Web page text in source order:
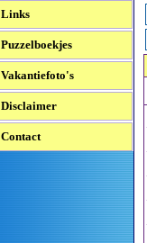
Links
Puzzelboekjes
Vakantiefoto's
Disclaimer
Contact